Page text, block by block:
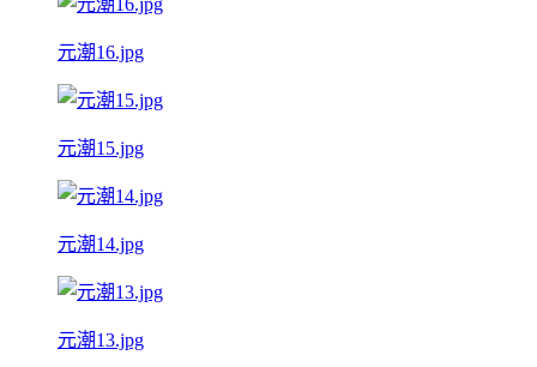
元潮16.jpg
元潮15.jpg
元潮14.jpg
元潮13.jpg